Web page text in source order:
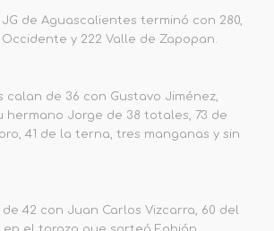
de Aguascalientes terminó con 280,
y 222 Valle de Zapopan.
calan de 36 con Gustavo Jiménez,
hermano Jorge de 38 totales, 73 de
41 de la terna, tres manganas y sin
42 con Juan Carlos Vizcarra, 60 del